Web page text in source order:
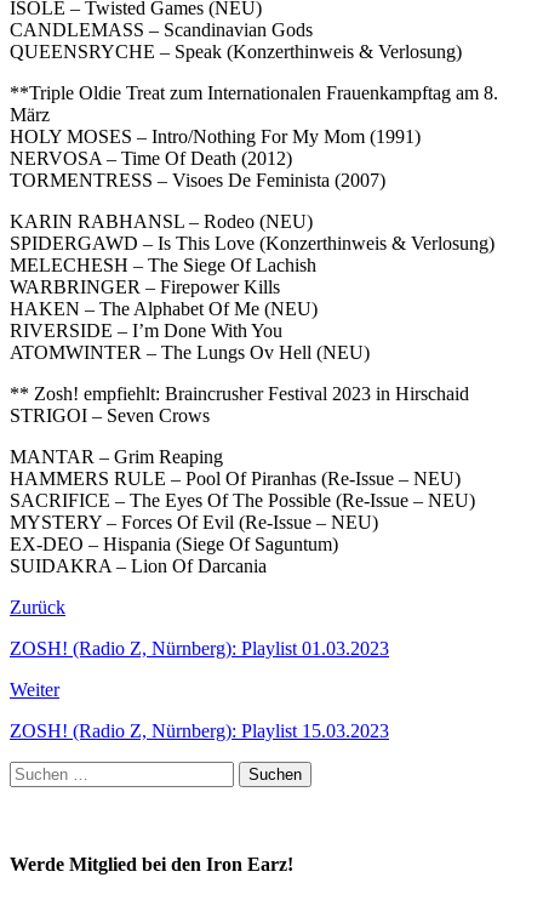
ISOLE – Twisted Games (NEU)
CANDLEMASS – Scandinavian Gods
QUEENSRYCHE – Speak (Konzerthinweis & Verlosung)
**Triple Oldie Treat zum Internationalen Frauenkampftag am 8.
März
HOLY MOSES – Intro/Nothing For My Mom (1991)
NERVOSA – Time Of Death (2012)
TORMENTRESS – Visoes De Feminista (2007)
KARIN RABHANSL – Rodeo (NEU)
SPIDERGAWD – Is This Love (Konzerthinweis & Verlosung)
MELECHESH – The Siege Of Lachish
WARBRINGER – Firepower Kills
HAKEN – The Alphabet Of Me (NEU)
RIVERSIDE – I’m Done With You
ATOMWINTER – The Lungs Ov Hell (NEU)
** Zosh! empfiehlt: Braincrusher Festival 2023 in Hirschaid
STRIGOI – Seven Crows
MANTAR – Grim Reaping
HAMMERS RULE – Pool Of Piranhas (Re-Issue – NEU)
SACRIFICE – The Eyes Of The Possible (Re-Issue – NEU)
MYSTERY – Forces Of Evil (Re-Issue – NEU)
EX-DEO – Hispania (Siege Of Saguntum)
SUIDAKRA – Lion Of Darcania
Zurück
ZOSH! (Radio Z, Nürnberg): Playlist 01.03.2023
Weiter
ZOSH! (Radio Z, Nürnberg): Playlist 15.03.2023
Suchen
nach:
Werde Mitglied bei den Iron Earz!